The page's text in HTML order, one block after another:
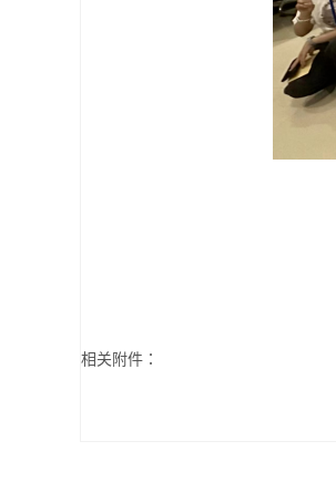
相关附件：